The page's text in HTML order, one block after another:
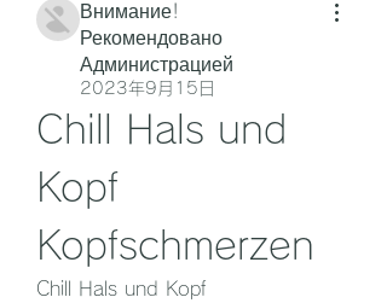
Внимание!
Рекомендовано
Администрацией
2023年9月15日
Chill Hals und
Kopf
Kopfschmerzen
Chill Hals und Kopf